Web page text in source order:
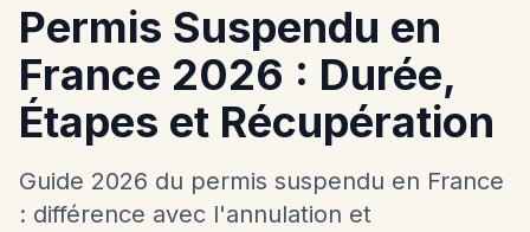
Permis Suspendu en
France 2026 : Durée,
Étapes et Récupération
Guide 2026 du permis suspendu en France
: différence avec l'annulation et